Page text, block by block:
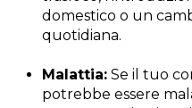
domestico o un
quotidiana.
Malattia: Se il tuo
potrebbe essere